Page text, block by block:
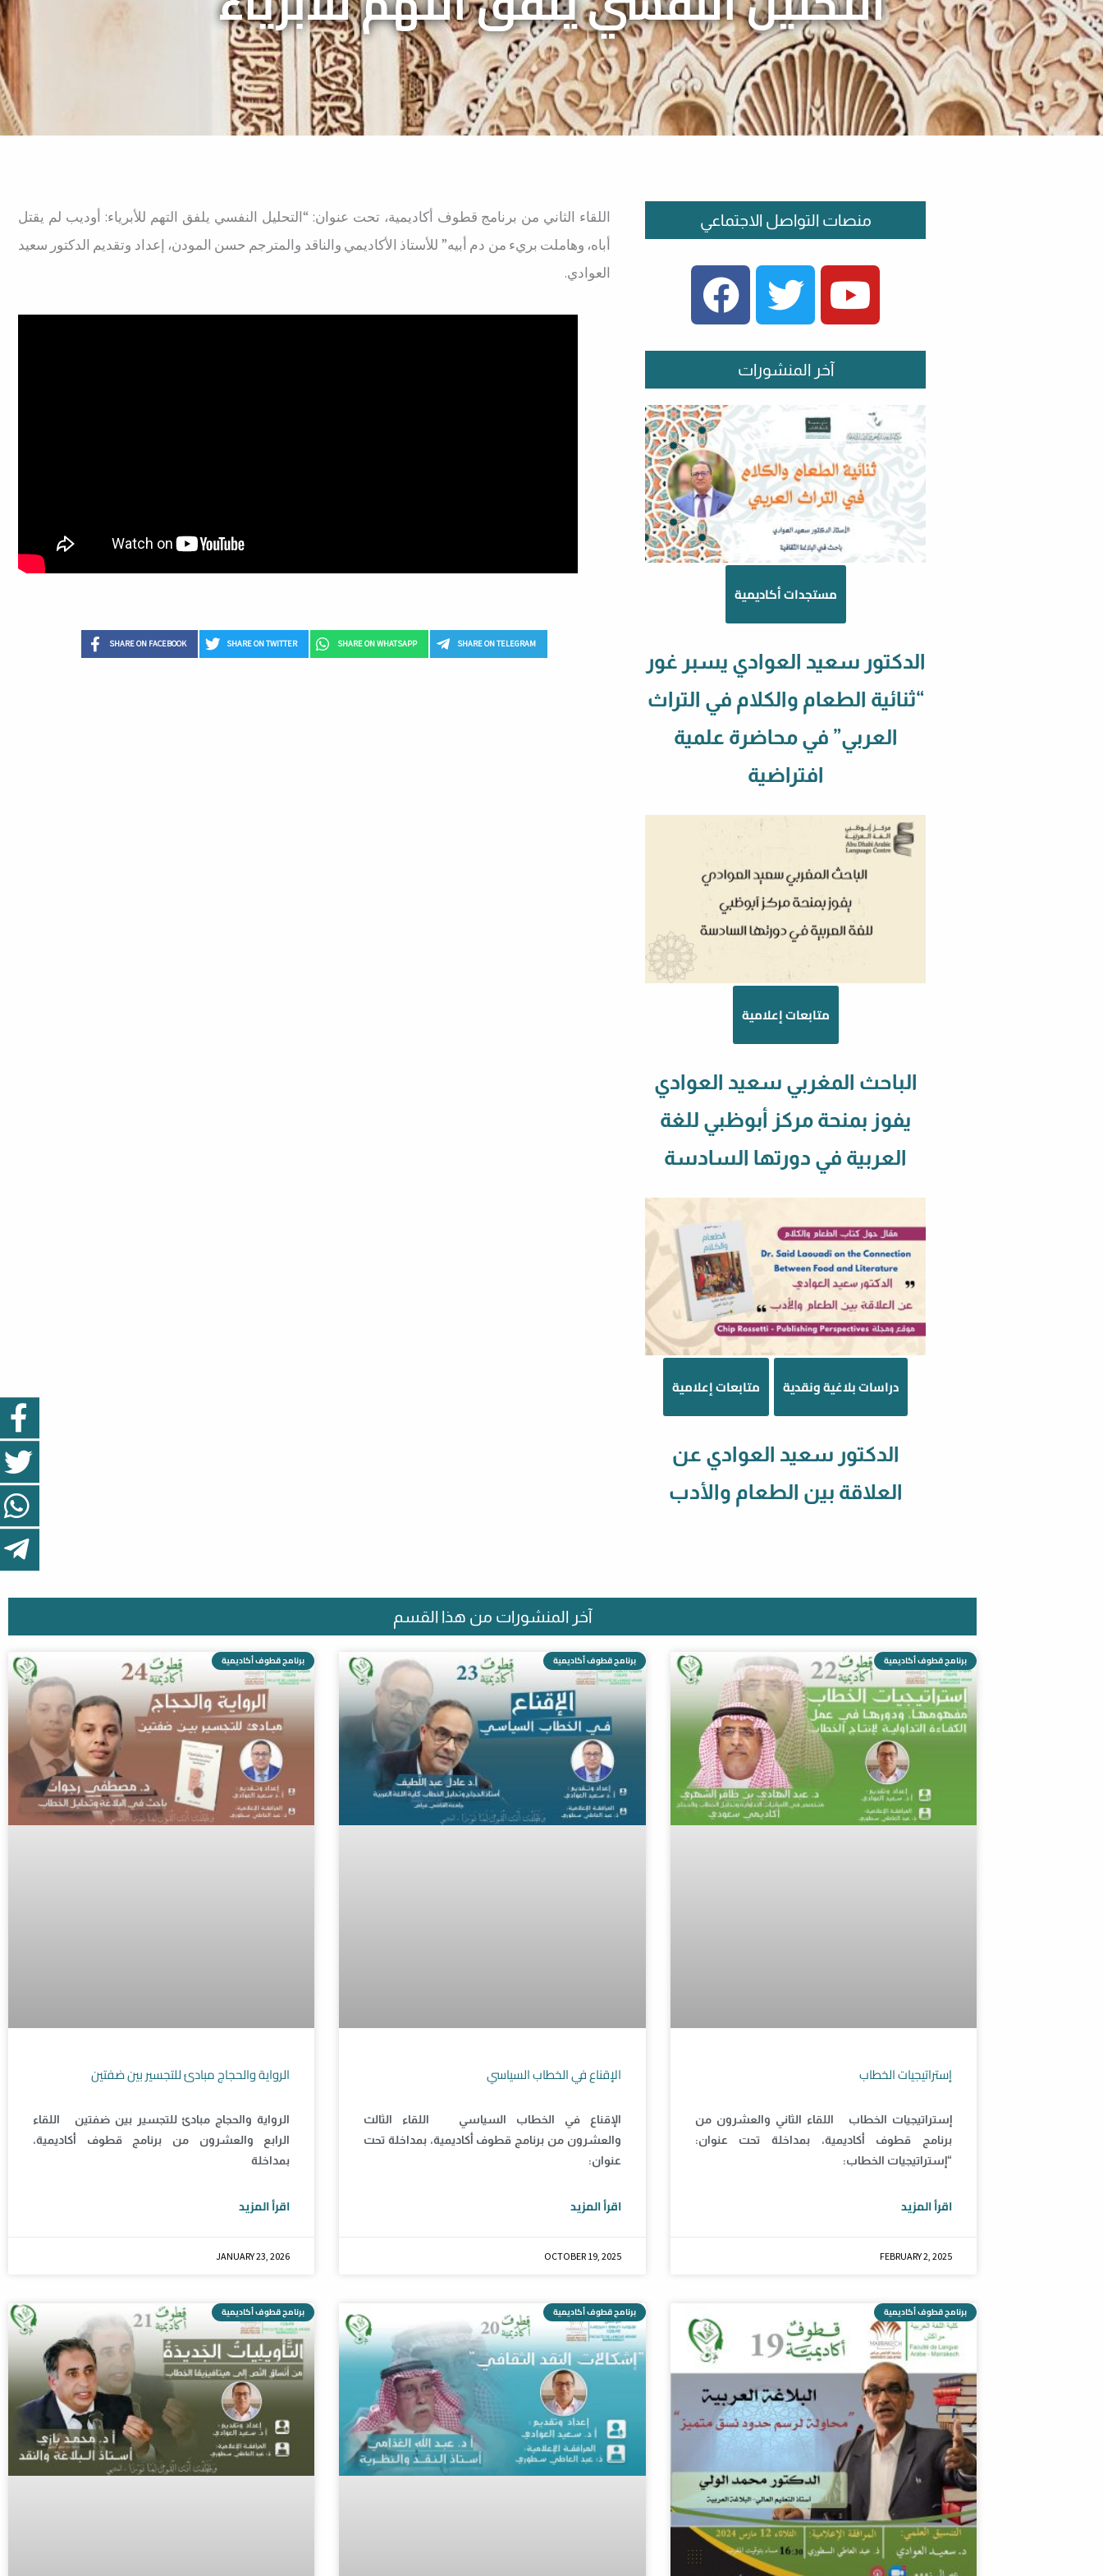
اللقاء الثاني من برنامج قطوف أكاديمية، تحت عنوان: “التحليل النفسي يلفق التهم للأبرياء: أوديب لم يقتل
أباه، وهاملت بريء من دم أبيه” للأستاذ الأكاديمي والناقد والمترجم حسن المودن، إعداد وتقديم الدكتور سعيد
العوادي.
SHARE ON FACEBOOK SHARE ON TWITTER SHARE ON WHATSAPP SHARE ON TELEGRAM
منصات التواصل الاجتماعي
FACEBOOK
TWITTERYOUTUBE
آخر المنشورات
مستجدات أكاديمية
الدكتور سعيد العوادي يسبر غور
“ثنائية الطعام والكلام في التراث
العربي” في محاضرة علمية
افتراضية
متابعات إعلامية
الباحث المغربي سعيد العوادي
يفوز بمنحة مركز أبوظبي للغة
العربية في دورتها السادسة
متابعات إعلامية دراسات بلاغية ونقدية
الدكتور سعيد العوادي عن
العلاقة بين الطعام والأدب
آخر المنشورات من هذا القسم
برنامج قطوف أكاديمية
الرواية والحجاج مبادئ للتجسير بين ضفتين
الرواية والحجاج مبادئ للتجسير بين ضفتين اللقاء
الرابع والعشرون من برنامج قطوف أكاديمية،
بمداخلة
اقرأ المزيد
JANUARY 23, 2026
برنامج قطوف أكاديمية
الإقناع في الخطاب السياسي
الإقناع في الخطاب السياسي اللقاء الثالث
والعشرون من برنامج قطوف أكاديمية، بمداخلة تحت
عنوان:
اقرأ المزيد
OCTOBER 19, 2025
برنامج قطوف أكاديمية
إستراتيجيات الخطاب
إستراتيجيات الخطاب اللقاء الثاني والعشرون من
برنامج قطوف أكاديمية، بمداخلة تحت عنوان:
“إستراتيجيات الخطاب:
اقرأ المزيد
FEBRUARY 2, 2025
برنامج قطوف أكاديمية برنامج قطوف أكاديمية برنامج قطوف أكاديمية